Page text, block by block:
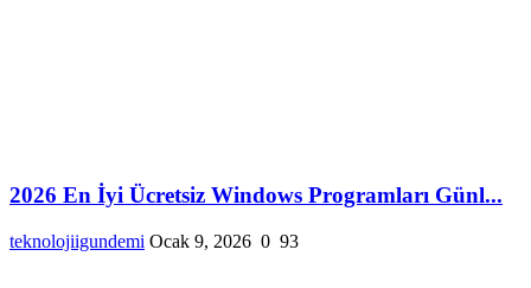
2026 En İyi Ücretsiz Windows Programları Günl...
teknolojiigundemi Ocak 9, 2026 0 93